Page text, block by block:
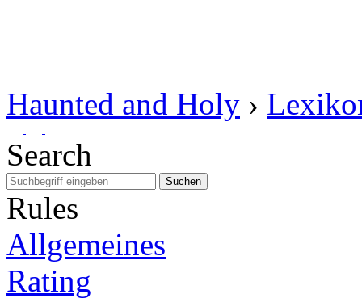
Haunted and Holy ›
Search
Suchen
Rules
Allgemeines
Rating